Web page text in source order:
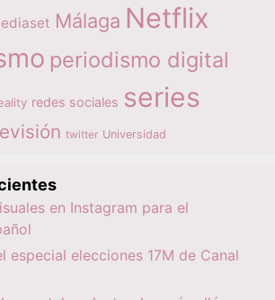
Málaga Netflix
periodismo digital
redes sociales series
twitter Universidad
en Instagram para el
especial elecciones 17M de Canal